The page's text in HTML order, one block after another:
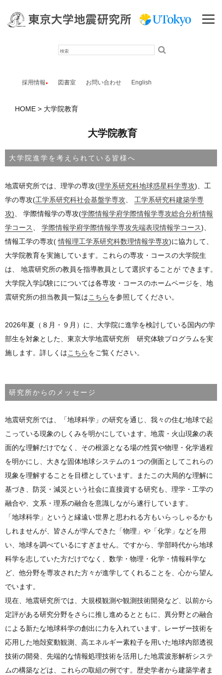
採用情報 図書室 お問い合わせ English
HOME 大学院教育
大学院教育
大学院進学を考えられている皆様へ
地震研究所では、理学の専攻(理学系研究科地球惑星科学専攻)、工
学の専攻(工学系研究科社会基盤学専攻
工学系研究科建築学専
攻) 、 学際情報学の専攻(学際情報学府学際情報学専攻総合分析情報
学コース
学際情報学府学際情報学専攻先端表現情報学コース)、
情報工学の専攻(情報理工学系研究科数理情報学専攻)に協力して、
大学院教育を実施しています。これらの専攻・コースの大学院生
は、 地震研究所の教員を指導教員として選択することが できます。
大学院入学試験にについては各専攻・コースのホームページを、地
震研究所の担当教員一覧はこちらを参照してください。
2026年夏（８月・９月）に、大学院に進学を検討している国内の学
部生を対象とした、東京大学地震研究所 研究体験プログラムを実
施します。詳しくはこちらをご覧ください。
研究所からのメッセージ
地震研究所では、「地球科学」の研究を通じ、我々の住む地球で起
こっている現象のしくみを明かにしています。地震・火山現象の表
面的な理解だけでなく、その根源となる場の性質や物理・化学過程
を明かにし、大きな固体地球システムの１つの側面としてこれらの
現象を理解することを目標としています。またこの大局的な理解に
基づき、防災・減災という社会に直接資する研究も、理学・工学の
融合や、文系・理系の融合を意識しながら遂行しています。
「地球科学」というと縁遠い世界と思われる方もいらっしゃるかも
しれませんが、皆さんが学んできた「物理」や「化学」などを用
い、地球を調べているにすぎません。ですから、学部時代から地球
科学を志していた方だけでなく、数学・物理・化学・情報科学な
ど、他分野を専攻された方々が進学してくれることを、心から望ん
でいます。
現在、地震研究所では、大規模観測や観測技術開発など、以前から
定評がある研究分野をさらに推し進めるとともに、異分野との融合
による新たな地球科学の創出に力を入れています。レーザー技術を
応用した地殻変動観測、高エネルギー素粒子を用いた地球内部透視
技術の開発、先端的な情報処理技術を活用した地震波形解析システ
ムの構築などは、これらの取組の例です。歴史学者から建築学者ま